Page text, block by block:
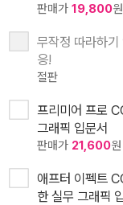
판매가 19,800원
무작정 따라하
응!
절판
프리미어 프로
그래픽 입문서
판매가 21,600원
애프터 이펙트
한 실무 그래픽